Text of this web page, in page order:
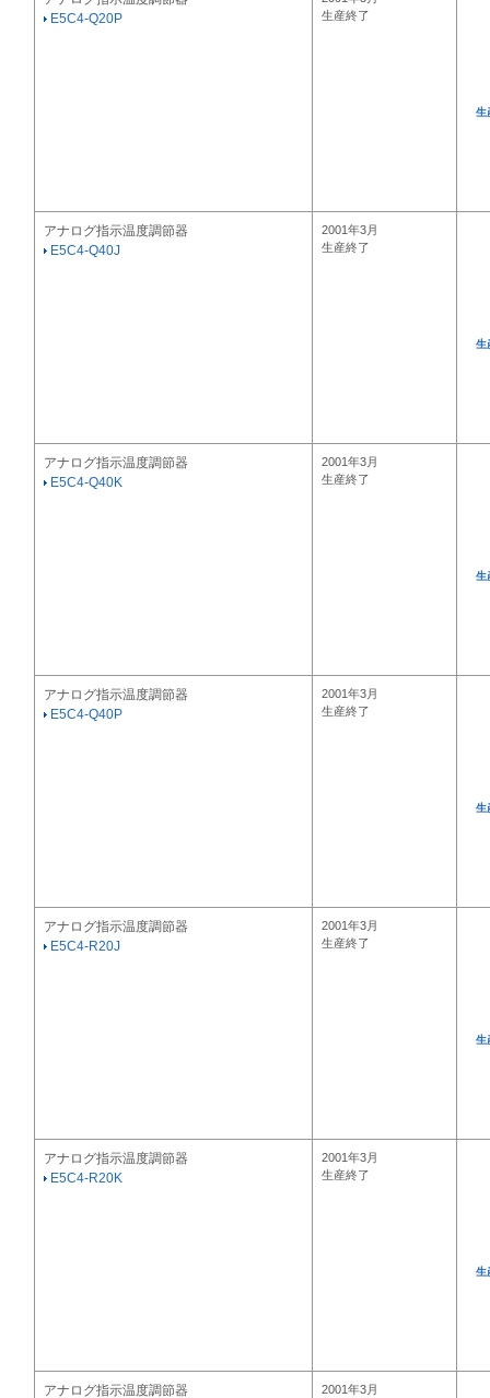
E5C4-Q20P
生産終了
生
アナログ指示温度調節器
E5C4-Q40J
2001年3月
生産終了
生
アナログ指示温度調節器
E5C4-Q40K
2001年3月
生産終了
生
アナログ指示温度調節器
E5C4-Q40P
2001年3月
生産終了
生
アナログ指示温度調節器
E5C4-R20J
2001年3月
生産終了
生
アナログ指示温度調節器
E5C4-R20K
2001年3月
生産終了
生
アナログ指示温度調節器 2001年3月